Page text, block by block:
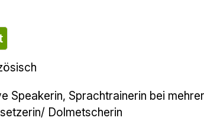
docente di lingue presso
interprete.